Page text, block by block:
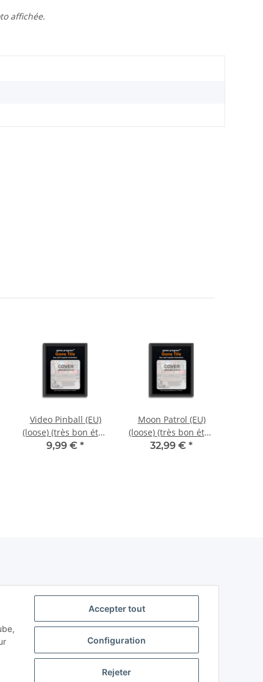
Accepter tout
Configuration
Rejeter
affichée.
Video Pinball (EU)
(loose) (très bon état)
- Atari 2600
9,99 € *
Moon Patrol (EU)
(loose) (très bon état)
- Atari 2600
32,99 € *